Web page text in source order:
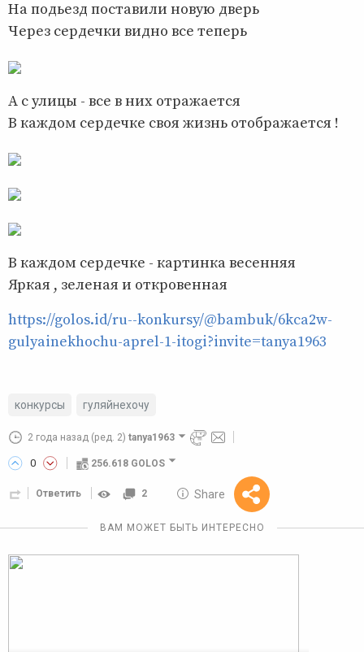
На подьезд поставили новую дверь
Через сердечки видно все теперь
А с улицы - все в них отражается
В каждом сердечке своя жизнь отображается !
В каждом сердечке - картинка весенняя
Яркая , зеленая и откровенная
https://golos.id/ru--konkursy/@bambuk/6kca2w-
gulyainekhochu-aprel-1-itogi?invite=tanya1963
конкурсы гуляйнехочу
2 года назад (ред. 2) tanya1963
0 256.618 GOLOS
Ответить 2 Share
Reward
10 GOLOS
ВАМ МОЖЕТ БЫТЬ ИНТЕРЕСНО